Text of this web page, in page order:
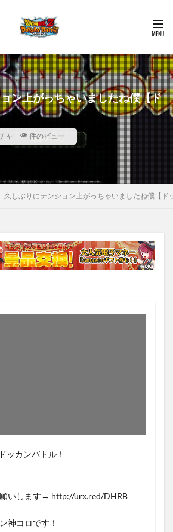
ン上がっちゃいましたね僕【ド
ャ 件のビュー
久しぶりにテンション上がっちゃいましたね僕【ド
ッカンバトル！
いします→ http://urx.red/DHRB
神コロです！